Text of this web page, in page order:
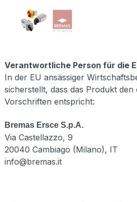
RewriteCond
%
{THE_REQUEST}
https://www.rossmann-
onlineshop.de/
[R=301,L] # 4)
Standard URLs
von Website
unterstützen #
werden von X5
benötigt –
NICHT
Verantwortliche Person für die
In der EU ansässiger
sicherstellt, dass das Produkt
Vorschriften entspricht:
Bremas Ersce S.p.A.
Via Castellazzo, 9
20040 Cambiago (Milano), IT
info@bremas.it